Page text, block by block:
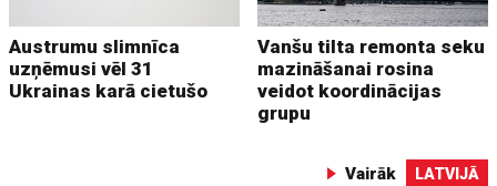
Austrumu slimnīca
uzņēmusi vēl 31
Ukrainas karā cietušo
Vanšu tilta remonta seku
mazināšanai rosina
veidot koordinācijas
grupu
Vairāk LATVIJĀ